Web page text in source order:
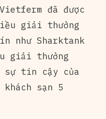
đã được
giải thưởng
như Sharktank
giải thưởng
sự tin cậy của
khách sạn 5